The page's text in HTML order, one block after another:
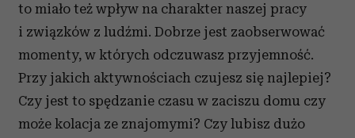
to miało też wpływ na charakter naszej pracy
i związków z ludźmi. Dobrze jest zaobserwować
momenty, w których odczuwasz przyjemność.
Przy jakich aktywnościach czujesz się najlepiej?
Czy jest to spędzanie czasu w zaciszu domu czy
może kolacja ze znajomymi? Czy lubisz dużo